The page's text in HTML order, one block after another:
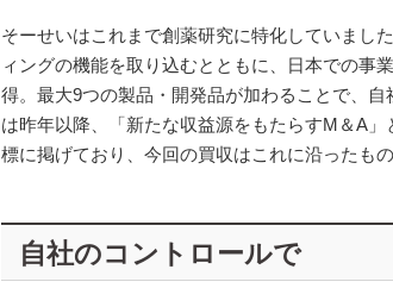
そーせいはこれまで創薬研究に特化していまし
ィングの機能を取り込むとともに、日本での事
得。最大9つの製品・開発品が加わることで、
は昨年以降、「新たな収益源をもたらすM＆A
標に掲げており、今回の買収はこれに沿ったもの
自社のコントロールで